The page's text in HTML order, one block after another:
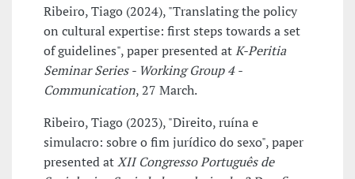
Ribeiro, Tiago (2024), "Translating the policy
on cultural expertise: first steps towards a set
of guidelines", paper presented atK-Peritia
Seminar Series - Working Group 4 -
Communication, 27 March.
Ribeiro, Tiago (2023), "Direito, ruína e
simulacro: sobre o fim jurídico do sexo", paper
presented atXII Congresso Português de